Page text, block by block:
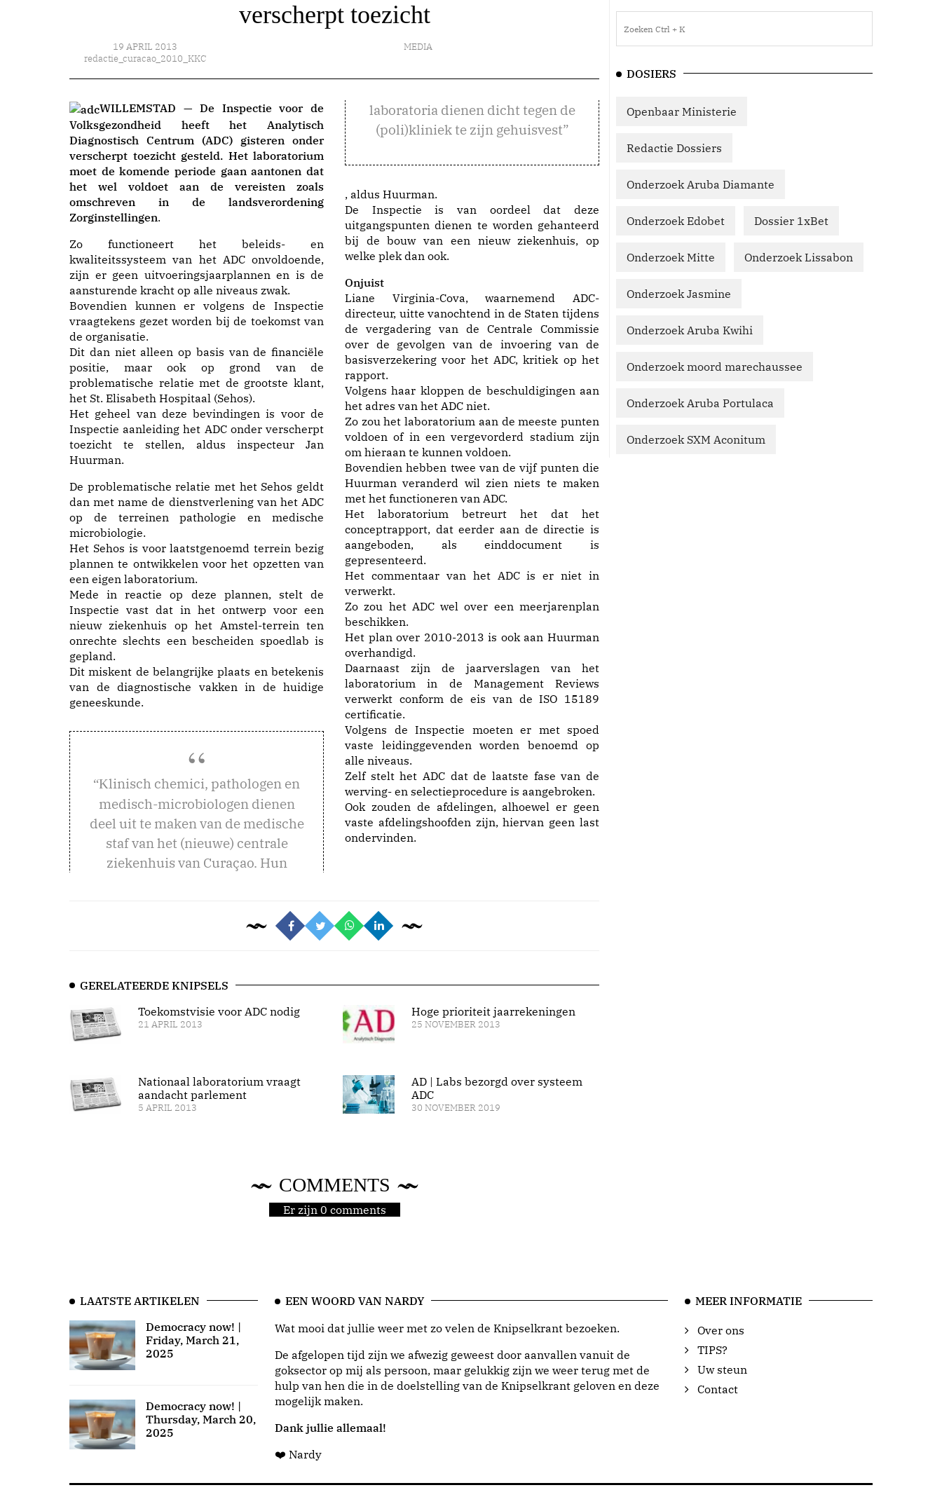
verscherpt toezicht
19 APRIL 2013
redactie_curacao_2010_KKC
MEDIA
WILLEMSTAD — De Inspectie voor de
Volksgezondheid heeft het Analytisch
Diagnostisch Centrum (ADC) gisteren onder
verscherpt toezicht gesteld. Het laboratorium
moet de komende periode gaan aantonen dat
het wel voldoet aan de vereisten zoals
omschreven in de landsverordening
Zorginstellingen.
Zo functioneert het beleids- en
kwaliteitssysteem van het ADC onvoldoende,
zijn er geen uitvoeringsjaarplannen en is de
aansturende kracht op alle niveaus zwak.
Bovendien kunnen er volgens de Inspectie
vraagtekens gezet worden bij de toekomst van
de organisatie.
Dit dan niet alleen op basis van de financiële
positie, maar ook op grond van de
problematische relatie met de grootste klant,
het St. Elisabeth Hospitaal (Sehos).
Het geheel van deze bevindingen is voor de
Inspectie aanleiding het ADC onder verscherpt
toezicht te stellen, aldus inspecteur Jan
Huurman.
De problematische relatie met het Sehos geldt
dan met name de dienstverlening van het ADC
op de terreinen pathologie en medische
microbiologie.
Het Sehos is voor laatstgenoemd terrein bezig
plannen te ontwikkelen voor het opzetten van
een eigen laboratorium.
Mede in reactie op deze plannen, stelt de
Inspectie vast dat in het ontwerp voor een
nieuw ziekenhuis op het Amstel-terrein ten
onrechte slechts een bescheiden spoedlab is
gepland.
Dit miskent de belangrijke plaats en betekenis
van de diagnostische vakken in de huidige
geneeskunde.
“Klinisch chemici, pathologen en
medisch-microbiologen dienen
deel uit te maken van de medische
staf van het (nieuwe) centrale
ziekenhuis van Curaçao. Hun
laboratoria dienen dicht tegen de
(poli)kliniek te zijn gehuisvest”
, aldus Huurman.
De Inspectie is van oordeel dat deze
uitgangspunten dienen te worden gehanteerd
bij de bouw van een nieuw ziekenhuis, op
welke plek dan ook.
Onjuist
Liane Virginia-Cova, waarnemend ADC-
directeur, uitte vanochtend in de Staten tijdens
de vergadering van de Centrale Commissie
over de gevolgen van de invoering van de
basisverzekering voor het ADC, kritiek op het
rapport.
Volgens haar kloppen de beschuldigingen aan
het adres van het ADC niet.
Zo zou het laboratorium aan de meeste punten
voldoen of in een vergevorderd stadium zijn
om hieraan te kunnen voldoen.
Bovendien hebben twee van de vijf punten die
Huurman veranderd wil zien niets te maken
met het functioneren van ADC.
Het laboratorium betreurt het dat het
conceptrapport, dat eerder aan de directie is
aangeboden, als einddocument is
gepresenteerd.
Het commentaar van het ADC is er niet in
verwerkt.
Zo zou het ADC wel over een meerjarenplan
beschikken.
Het plan over 2010-2013 is ook aan Huurman
overhandigd.
Daarnaast zijn de jaarverslagen van het
laboratorium in de Management Reviews
verwerkt conform de eis van de ISO 15189
certificatie.
Volgens de Inspectie moeten er met spoed
vaste leidinggevenden worden benoemd op
alle niveaus.
Zelf stelt het ADC dat de laatste fase van de
werving- en selectieprocedure is aangebroken.
Ook zouden de afdelingen, alhoewel er geen
vaste afdelingshoofden zijn, hiervan geen last
ondervinden.
GERELATEERDE KNIPSELS
Toekomstvisie voor ADC nodig
21 APRIL 2013
Nationaal laboratorium vraagt
aandacht parlement
5 APRIL 2013
Hoge prioriteit jaarrekeningen
25 NOVEMBER 2013
AD | Labs bezorgd over systeem
ADC
30 NOVEMBER 2019
COMMENTS
Er zijn 0 comments
DOSIERS
Openbaar Ministerie
Redactie Dossiers
Onderzoek Aruba Diamante
Onderzoek Edobet Dossier 1xBet
Onderzoek Mitte Onderzoek Lissabon
Onderzoek Jasmine
Onderzoek Aruba Kwihi
Onderzoek moord marechaussee
Onderzoek Aruba Portulaca
Onderzoek SXM Aconitum
LAATSTE ARTIKELEN
Democracy now! |
Friday, March 21,
2025
Democracy now! |
Thursday, March 20,
2025
EEN WOORD VAN NARDY
Wat mooi dat jullie weer met zo velen de Knipselkrant bezoeken.
De afgelopen tijd zijn we afwezig geweest door aanvallen vanuit de
goksector op mij als persoon, maar gelukkig zijn we weer terug met de
hulp van hen die in de doelstelling van de Knipselkrant geloven en deze
mogelijk maken.
Dank jullie allemaal!
❤️ Nardy
MEER INFORMATIE
Over ons
TIPS?
Uw steun
Contact